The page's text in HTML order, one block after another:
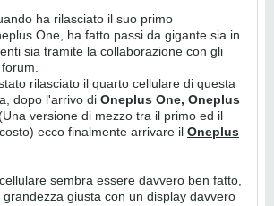
ha rilasciato il suo primo
One, ha fatto passi da gigante sia in
sia tramite la collaborazione con gli
rilasciato il quarto cellulare di questa
dopo l'arrivo di Oneplus One, Oneplus
(Una versione di mezzo tra il primo ed il
ecco finalmente arrivare il Oneplus
sembra essere davvero ben fatto,
giusta con un display davvero